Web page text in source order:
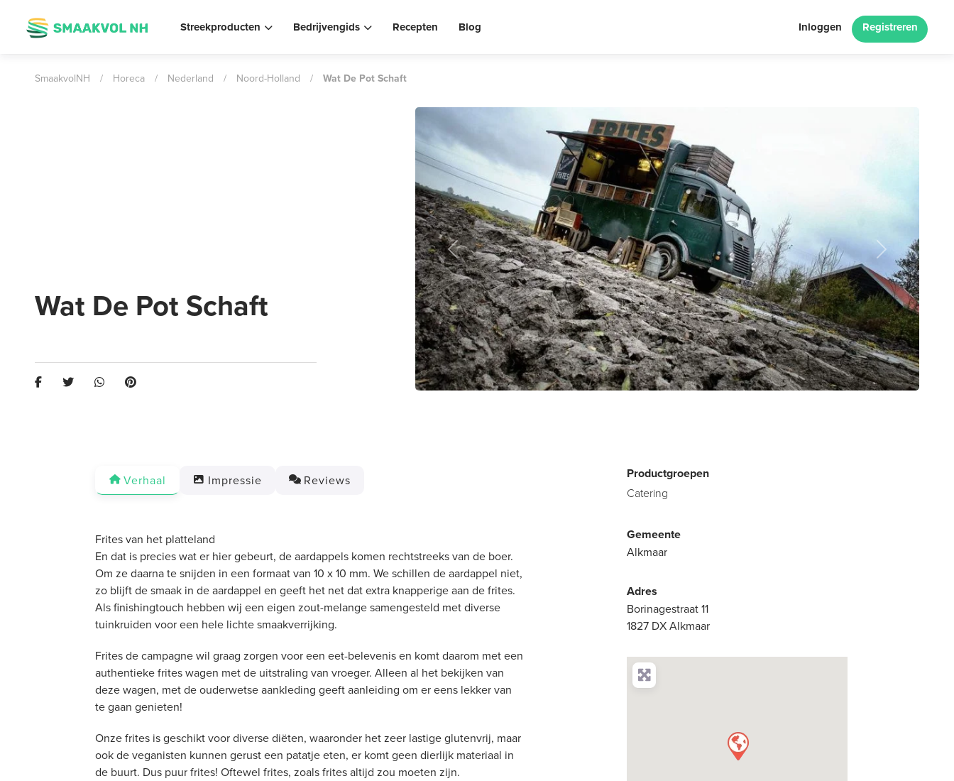
Streekproducten Bedrijvengids Recepten Blog Inloggen Registreren
SmaakvolNH / Horeca / Nederland / Noord-Holland / Wat De Pot Schaft
Wat De Pot Schaft
Previous Next
Verhaal Impressie Reviews
Frites van het platteland
En dat is precies wat er hier gebeurt, de aardappels komen rechtstreeks van de boer.
Om ze daarna te snijden in een formaat van 10 x 10 mm. We schillen de aardappel niet,
zo blijft de smaak in de aardappel en geeft het net dat extra knapperige aan de frites.
Als finishingtouch hebben wij een eigen zout-melange samengesteld met diverse
tuinkruiden voor een hele lichte smaakverrijking.
Frites de campagne wil graag zorgen voor een eet-belevenis en komt daarom met een
authentieke frites wagen met de uitstraling van vroeger. Alleen al het bekijken van
deze wagen, met de ouderwetse aankleding geeft aanleiding om er eens lekker van
te gaan genieten!
Onze frites is geschikt voor diverse diëten, waaronder het zeer lastige glutenvrij, maar
ook de veganisten kunnen gerust een patatje eten, er komt geen dierlijk materiaal in
de buurt. Dus puur frites! Oftewel frites, zoals frites altijd zou moeten zijn.
Productgroepen
Catering
Gemeente
Alkmaar
Adres
Borinagestraat 11
1827 DX Alkmaar